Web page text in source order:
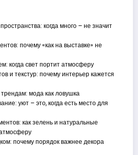
когда много – не значит
почему «как на выставке» не
когда свет портит атмосферу
и текстур: почему интерьер кажется
мода как ловушка
уют – это, когда есть место для
как зелень и натуральные
почему порядок важнее декора